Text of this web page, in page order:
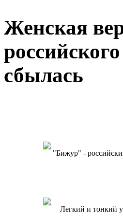
Женская
сбылась
"Бижур" -
Легкий и тонкий